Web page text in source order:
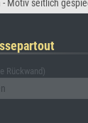
- Motiv seitlich
Rückwand)